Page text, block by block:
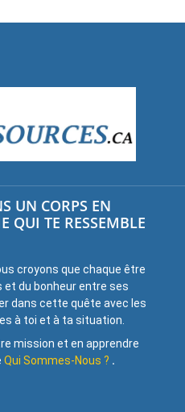
UN CORPS EN
QUI TE RESSEMBLE
croyons que chaque être
et du bonheur entre ses
dans cette quête avec les
à toi et à ta situation.
mission et en apprendre
Qui Sommes-Nous ? .